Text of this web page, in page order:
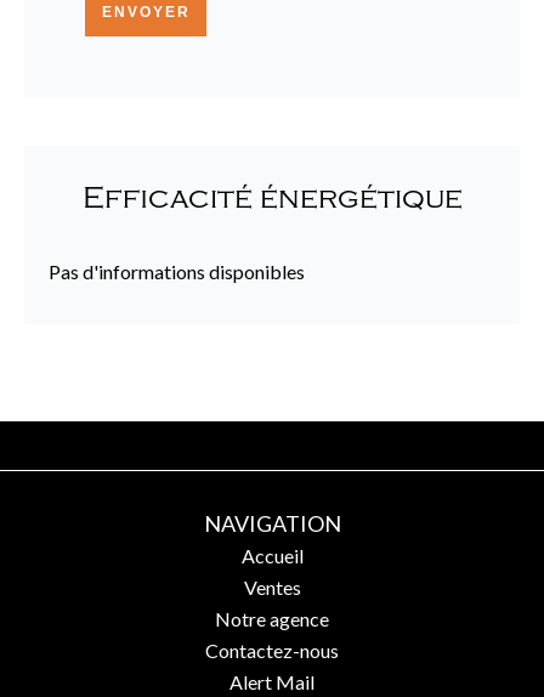
ENVOYER
Efficacité énergétique
Pas d'informations disponibles
NAVIGATION
Accueil
Ventes
Notre agence
Contactez-nous
Alert Mail